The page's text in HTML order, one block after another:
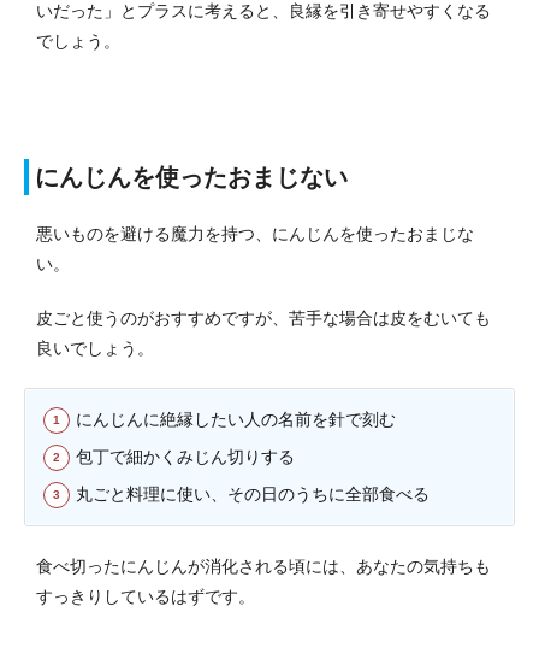
いだった」とプラスに考えると、良縁を引き寄せやすくなる
でしょう。
にんじんを使ったおまじない
悪いものを避ける魔力を持つ、にんじんを使ったおまじな
い。
皮ごと使うのがおすすめですが、苦手な場合は皮をむいても
良いでしょう。
にんじんに絶縁したい人の名前を針で刻む
包丁で細かくみじん切りする
丸ごと料理に使い、その日のうちに全部食べる
食べ切ったにんじんが消化される頃には、あなたの気持ちも
すっきりしているはずです。